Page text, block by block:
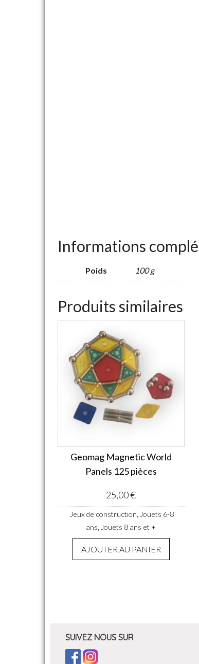
Informations
Poids 100 g
Produits similaires
Geomag Magnetic World
Panels 125 pièces
25,00€
Jeux de construction, Jouets 6-8
ans, Jouets 8 ans et +
AJOUTER AU PANIER
SUIVEZ NOUS SUR